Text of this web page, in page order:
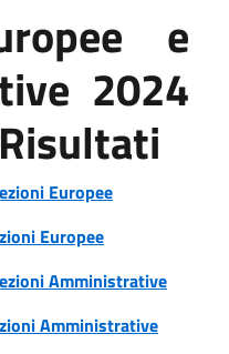
e
2024
Europee
Europee
Amministrative
Amministrative